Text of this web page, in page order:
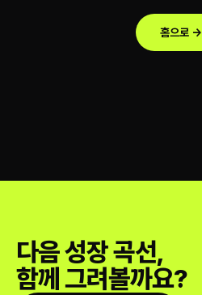
홈으로 →
다음 성장 곡선,
함께 그려볼까요?